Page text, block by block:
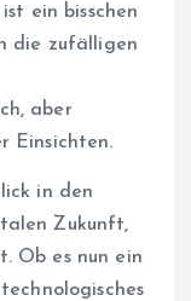
ein bisschen
die zufälligen
aber
Einsichten.
in den
Zukunft,
Ob es nun ein